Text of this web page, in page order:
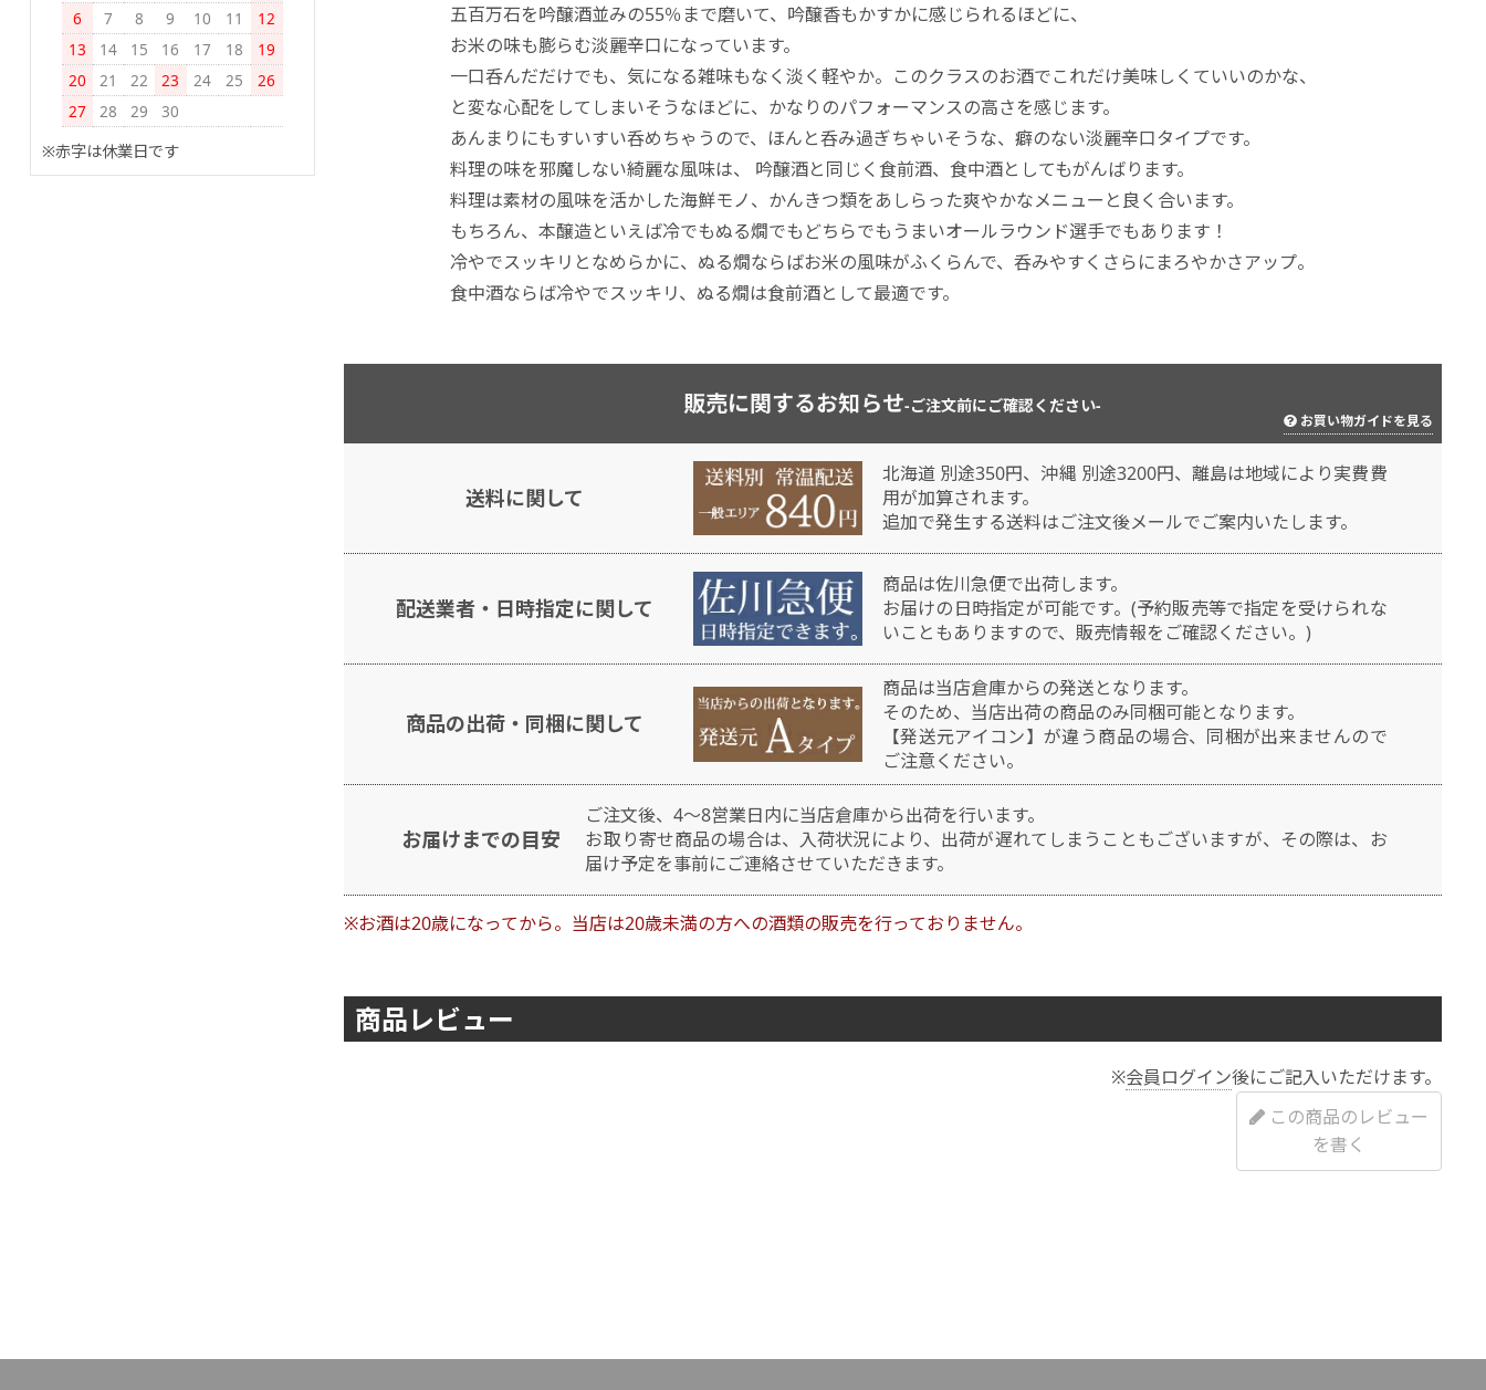
6
7 8 9 10 11
12
13
14 15 16 17 18
19
20
21 22 23 24 25
26
27
28 29
30
※赤字は休業日です
五百万石を吟醸酒並みの55％まで磨いて、吟醸香もかすかに感じられるほどに、
お米の味も膨らむ淡麗辛口になっています。
一口呑んだだけでも、気になる雑味もなく淡く軽やか。このクラスのお酒でこれだけ美味しくていいのかな、
と変な心配をしてしまいそうなほどに、かなりのパフォーマンスの高さを感じます。
あんまりにもすいすい呑めちゃうので、ほんと呑み過ぎちゃいそうな、癖のない淡麗辛口タイプです。
料理の味を邪魔しない綺麗な風味は、 吟醸酒と同じく食前酒、食中酒としてもがんばります。
料理は素材の風味を活かした海鮮モノ、かんきつ類をあしらった爽やかなメニューと良く合います。
もちろん、本醸造といえば冷でもぬる燗でもどちらでもうまいオールラウンド選手でもあります！
冷やでスッキリとなめらかに、ぬる燗ならばお米の風味がふくらんで、呑みやすくさらにまろやかさアップ。
食中酒ならば冷やでスッキリ、ぬる燗は食前酒として最適です。
販売に関するお知らせ-ご注文前にご確認ください-
お買い物ガイドを見る
送料に関して
北海道 別途350円、沖縄 別途3200円、離島は地域により実費費
用が加算されます。
追加で発生する送料はご注文後メールでご案内いたします。
配送業者・日時指定に関して
商品は佐川急便で出荷します。
お届けの日時指定が可能です。(予約販売等で指定を受けられな
いこともありますので、販売情報をご確認ください。)
商品の出荷・同梱に関して
商品は当店倉庫からの発送となります。
そのため、当店出荷の商品のみ同梱可能となります。
【発送元アイコン】が違う商品の場合、同梱が出来ませんので
ご注意ください。
お届けまでの目安
ご注文後、4～8営業日内に当店倉庫から出荷を行います。
お取り寄せ商品の場合は、入荷状況により、出荷が遅れてしまうこともございますが、その際は、お
届け予定を事前にご連絡させていただきます。
※お酒は20歳になってから。当店は20歳未満の方への酒類の販売を行っておりません。
商品レビュー
※会員ログイン後にご記入いただけます。
この商品のレビュー
を書く